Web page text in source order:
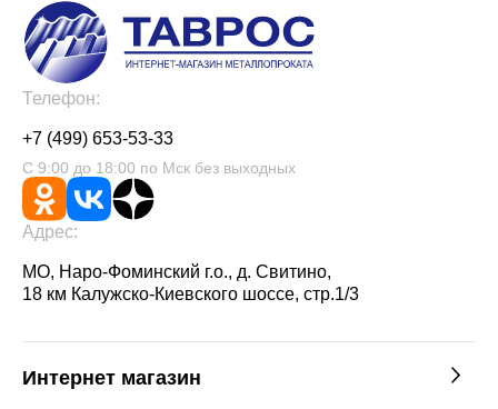
Телефон:
+7 (499) 653-53-33
С 9:00 до 18:00 по Мск без выходных
Адрес:
МО, Наро-Фоминский г.о., д. Свитино,
18 км Калужско-Киевского шоссе, стр.1/3
Интернет магазин